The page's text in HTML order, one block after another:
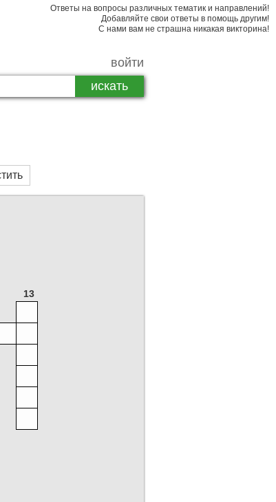
Ответы на вопросы различных тематик и направлений!
Добавляйте свои ответы в помощь другим!
С нами вам не страшна никакая викторина!
войти
13